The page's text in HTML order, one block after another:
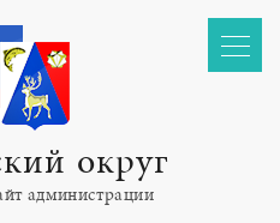
округ
администрации